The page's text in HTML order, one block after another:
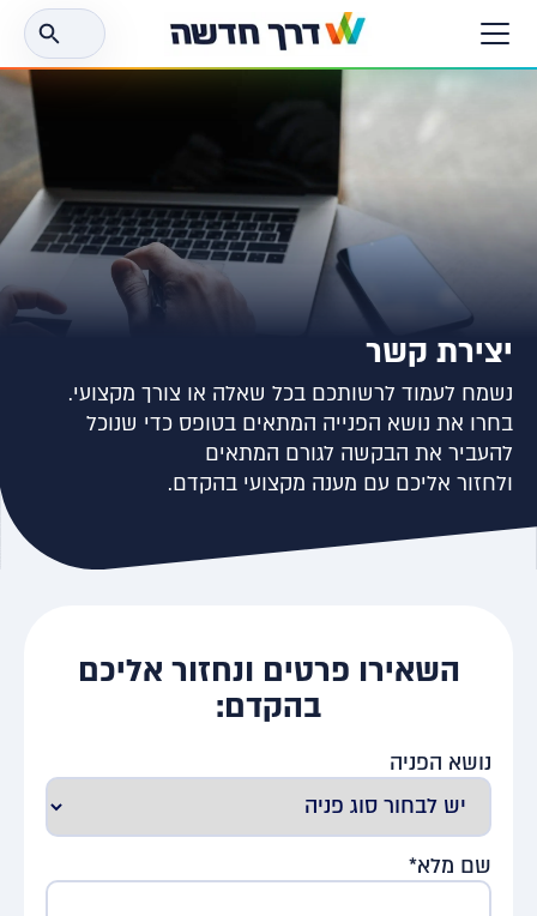
חפש
את:
יצירת קשר
נשמח לעמוד לרשותכם בכל שאלה או צורך מקצועי.
בחרו את נושא הפנייה המתאים בטופס כדי שנוכל
להעביר את הבקשה לגורם המתאים
ולחזור אליכם עם מענה מקצועי בהקדם.
השאירו פרטים ונחזור אליכם
בהקדם:
נושא הפניה
שם מלא*